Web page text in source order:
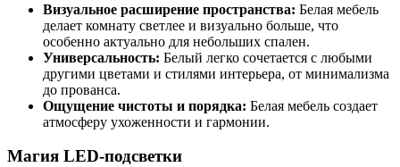
Визуальное расширение пространства: Белая мебель
делает комнату светлее и визуально больше, что
особенно актуально для небольших спален.
Универсальность: Белый легко сочетается с любыми
другими цветами и стилями интерьера, от минимализма
до прованса.
Ощущение чистоты и порядка: Белая мебель создает
атмосферу ухоженности и гармонии.
Магия LED-подсветки